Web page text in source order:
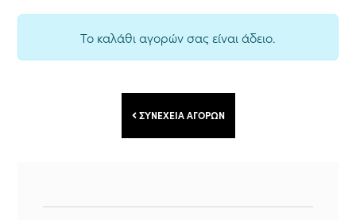
Το καλάθι αγορών σας είναι άδειο.
ΣΥΝΈΧΕΙΑ ΑΓΟΡΏΝ